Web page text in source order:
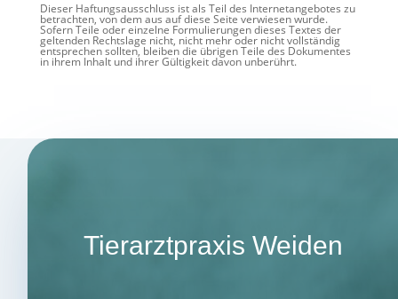
Dieser Haftungsausschluss ist als Teil des Internetangebotes zu
betrachten, von dem aus auf diese Seite verwiesen wurde.
Sofern Teile oder einzelne Formulierungen dieses Textes der
geltenden Rechtslage nicht, nicht mehr oder nicht vollständig
entsprechen sollten, bleiben die übrigen Teile des Dokumentes
in ihrem Inhalt und ihrer Gültigkeit davon unberührt.
Tierarztpraxis Weiden